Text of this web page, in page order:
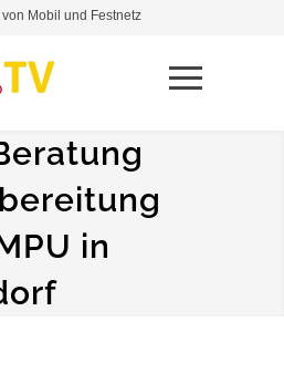
in
Mobil und Festnetz